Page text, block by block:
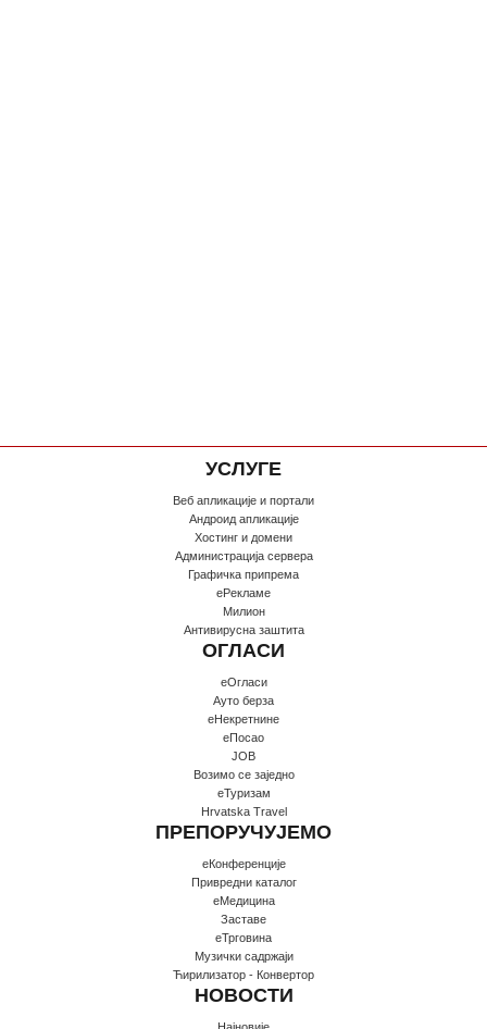
УСЛУГЕ
Веб апликације и портали
Андроид апликације
Хостинг и домени
Администрација сервера
Графичка припрема
еРекламе
Милион
Антивирусна заштита
ОГЛАСИ
еОгласи
Ауто берза
еНекретнине
еПосао
JOB
Возимо се заједно
еТуризам
Hrvatska Travel
ПРЕПОРУЧУЈЕМО
еКонференције
Привредни каталог
еМедицина
Заставе
еТрговина
Музички садржаји
Ћирилизатор - Конвертор
НОВОСТИ